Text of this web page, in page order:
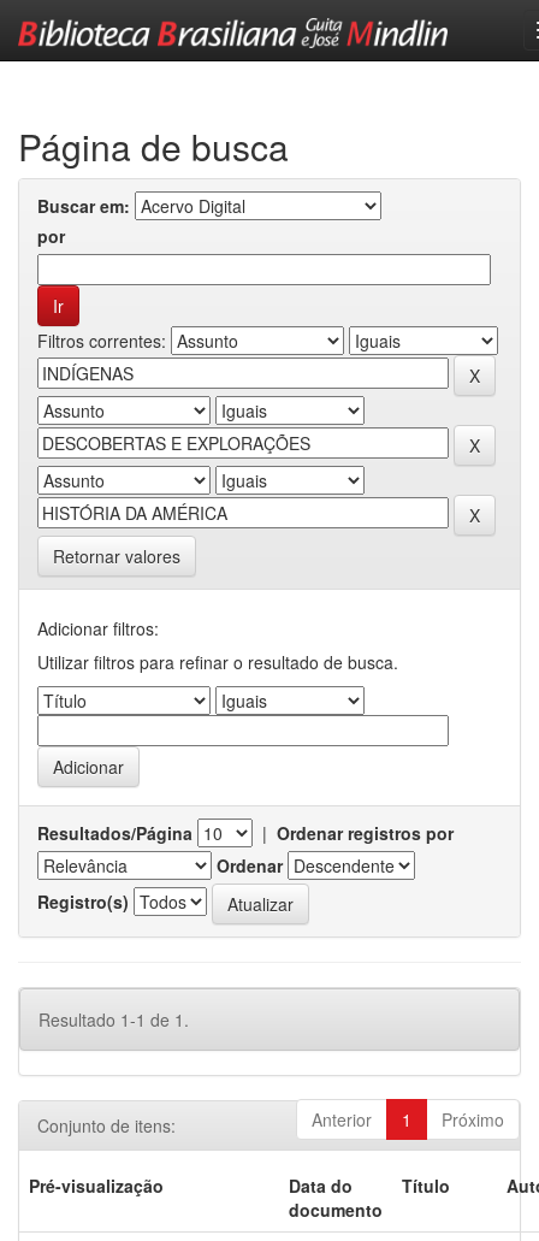
Página de busca
Buscar em:
por
Filtros correntes:
Retornar valores
Adicionar filtros:
Utilizar filtros para refinar o resultado de busca.
Resultados/Página | Ordenar registros por
Ordenar
Registro(s)
Resultado 1-1 de 1.
Anterior 1 Próximo
Conjunto de itens:
Pré-visualização
Data do
documento
Título